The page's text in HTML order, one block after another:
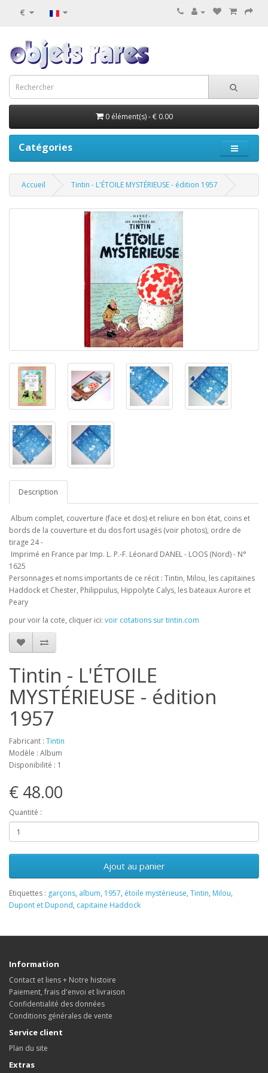
€
0 élément(s) - € 0.00
Catégories
Accueil Tintin - L'ÉTOILE MYSTÉRIEUSE - édition 1957
Description
Album complet, couverture (face et dos) et reliure en bon état, coins et
bords de la couverture et du dos fort usagés (voir photos), ordre de
tirage 24 -
Imprimé en France par Imp. L. P.-F. Léonard DANEL - LOOS (Nord) - N°
1625
Personnages et noms importants de ce récit : Tintin, Milou, les capitaines
Haddock et Chester, Philippulus, Hippolyte Calys, les bateaux Aurore et
Peary
pour voir la cote, cliquer ici: voir cotations sur tintin.com
Tintin - L'ÉTOILE
MYSTÉRIEUSE - édition
1957
Fabricant : Tintin
Modèle : Album
Disponibilité : 1
€ 48.00
Quantité :
Ajout au panier
Etiquettes : garçons, album, 1957, étoile mystérieuse, Tintin, Milou,
Dupont et Dupond, capitaine Haddock
Information
Contact et liens + Notre histoire
Paiement, frais d'envoi et livraison
Confidentialité des données
Conditions générales de vente
Service client
Plan du site
Extras